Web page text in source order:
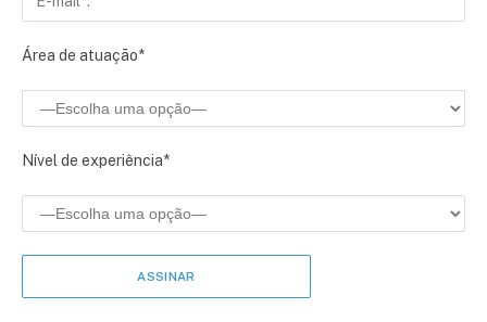
Área de atuação*
Nível de experiência*